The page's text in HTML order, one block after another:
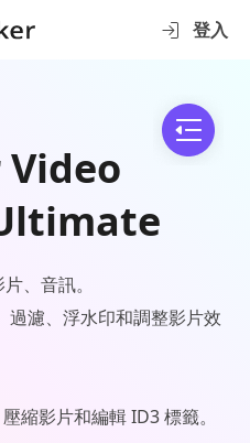
登入
、音訊。
過濾、浮水印和調整影片效
縮影片和編輯 ID3 標籤。